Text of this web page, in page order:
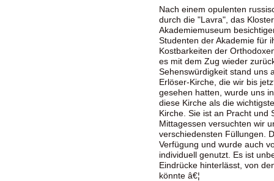
Nach einem opulenten
durch die "Lavra", das
Akademiemuseum
Studenten der Akademie für
Kostbarkeiten der
es mit dem Zug wieder
Sehenswürdigkeit stand uns
Erlöser-Kirche, die wir bis
gesehen hatten, wurde uns
diese Kirche als die
Kirche. Sie ist an Pracht und
Mittagessen versuchten wir
verschiedensten Füllungen.
Verfügung und wurde auch
individuell genutzt. Es ist
Eindrücke hinterlässt, von
könnte â€¦